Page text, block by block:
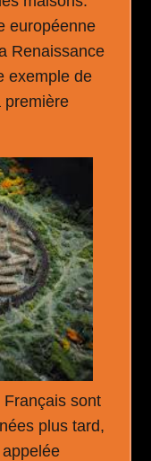
européenne
Renaissance
exemple de
première
Français sont
plus tard,